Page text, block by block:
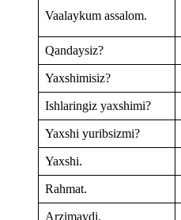
Vaalaykum assalom.
Qandaysiz?
Yaxshimisiz?
Ishlaringiz yaxshimi?
Yaxshi yuribsizmi?
Yaxshi.
Rahmat.
Arzimaydi.